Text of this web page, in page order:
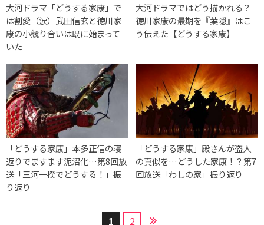
大河ドラマ「どうする家康」で
は割愛（涙）武田信玄と徳川家
康の小競り合いは既に始まって
いた
大河ドラマではどう描かれる？
徳川家康の最期を『葉隠』はこ
う伝えた【どうする家康】
「どうする家康」本多正信の寝
返りでますます泥沼化…第8回放
送「三河一揆でどうする！」振
り返り
「どうする家康」殿さんが盗人
の真似を…どうした家康！？第7
回放送「わしの家」振り返り
1 2